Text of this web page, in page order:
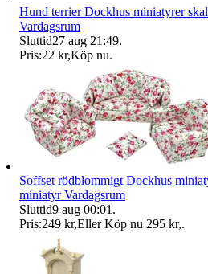
Hund terrier Dockhus miniatyrer
Vardagsrum
Sluttid27 aug 21:49.
Pris:22 kr,Köp nu.
Soffset rödblommigt Dockhus
miniatyr Vardagsrum
Sluttid9 aug 00:01 .
Pris:249 kr,Eller Köp nu 295 kr,.